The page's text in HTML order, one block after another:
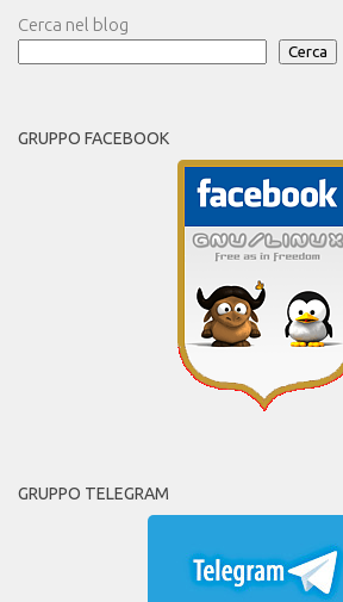
Cerca nel blog
Cerca
GRUPPO FACEBOOK
GRUPPO TELEGRAM